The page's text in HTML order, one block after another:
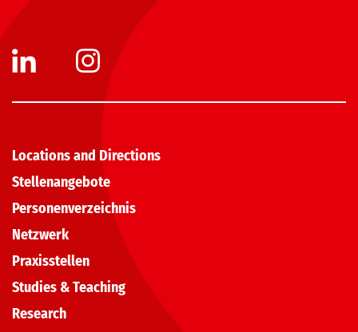
Locations and Directions
Stellenangebote
Personenverzeichnis
Netzwerk
Praxisstellen
Studies & Teaching
Research